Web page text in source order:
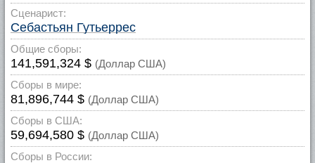
Сценарист:
Себастьян Гутьеррес
Общие сборы:
141,591,324 $ (Доллар США)
Сборы в мире:
81,896,744 $ (Доллар США)
Сборы в США:
59,694,580 $ (Доллар США)
Сборы в России: